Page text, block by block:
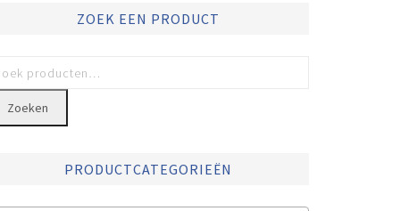
ZOEK EEN PRODUCT
Zoeken
PRODUCTCATEGORIEËN